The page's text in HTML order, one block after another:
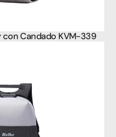
Candado KVM-339